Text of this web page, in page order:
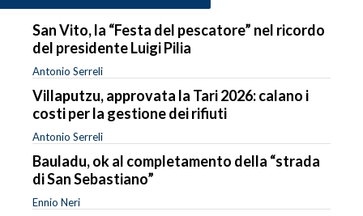
San Vito, la “Festa del pescatore” nel ricordo
del presidente Luigi Pilia
Antonio Serreli
Villaputzu, approvata la Tari 2026: calano i
costi per la gestione dei rifiuti
Antonio Serreli
Bauladu, ok al completamento della “strada
di San Sebastiano”
Ennio Neri